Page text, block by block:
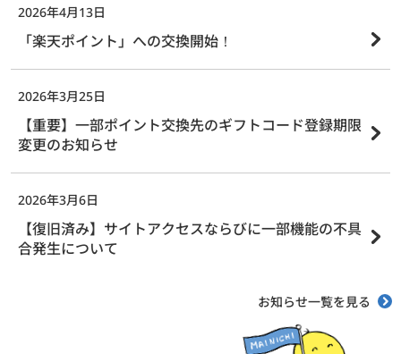
2026年4月13日
「楽天ポイント」への交換開始！
2026年3月25日
【重要】一部ポイント交換先のギフトコード登録期限
変更のお知らせ
2026年3月6日
【復旧済み】サイトアクセスならびに一部機能の不具
合発生について
お知らせ一覧を見る